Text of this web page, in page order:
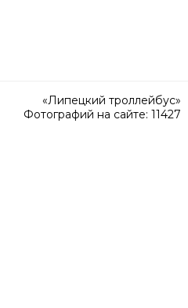
«Липецкий троллейбус»
Фотографий на сайте: 11427